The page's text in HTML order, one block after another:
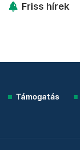
Friss hírek
Támogatás